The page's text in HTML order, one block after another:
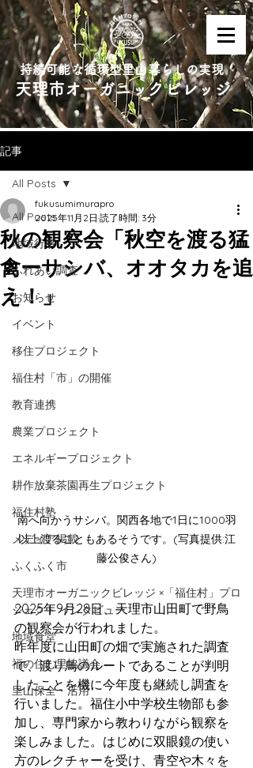
持続可能な循環型里山暮らしの実現
天理市オーガニックビレッジ
記事
All Posts
地域行事
ふれあい調査
お知らせ
イベント
移住プロジェクト
福住村「市」の開催
教育連携
農業プロジェクト
エネルギープロジェクト
耕作放棄茶園再生プロジェクト
福住村塾
メディア掲載
ふくふく市
天理市オーガニックビレッジ ×「福住村」プロ
ジェクト インタビュー
地域食堂
福の住む里協議会
里山保全・活用
All Posts
秋の観察会「秋空を渡る猛
禽ーサシバ、オオタカを追
え！」
fukusumimurapro
2025年11月2日 読了時間: 3分
南へ向かうサシバ。関西各地で1日に1000羽
以上渡ることもあるそうです。(写真提供:江
藤公俊さん)
2025年9月28日、天理市山田町で野鳥
の観察会が行われました。
昨年度に山田町の畑で実施された調査
で、渡り鳥のルートであることが判明
したことを機に今年度も継続し調査を
行いました。福住小中学校生物部も参
加し、専門家から教わりながら観察を
楽しみました。はじめに双眼鏡の使い
方のレクチャーを受け、青空や木々を